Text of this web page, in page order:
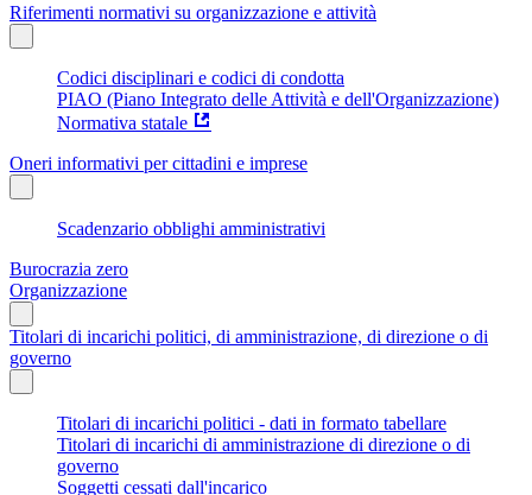
Riferimenti normativi su organizzazione e attività
Codici disciplinari e codici di condotta
PIAO (Piano Integrato delle Attività e dell'Organizzazione)
Normativa statale
Oneri informativi per cittadini e imprese
Scadenzario obblighi amministrativi
Burocrazia zero
Organizzazione
Titolari di incarichi politici, di amministrazione, di direzione o di
governo
Titolari di incarichi politici - dati in formato tabellare
Titolari di incarichi di amministrazione di direzione o di
governo
Soggetti cessati dall'incarico